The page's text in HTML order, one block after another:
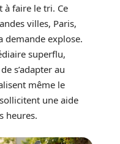
à faire le tri. Ce
villes, Paris,
demande explose.
superflu,
s’adapter au
même le
une aide
heures.